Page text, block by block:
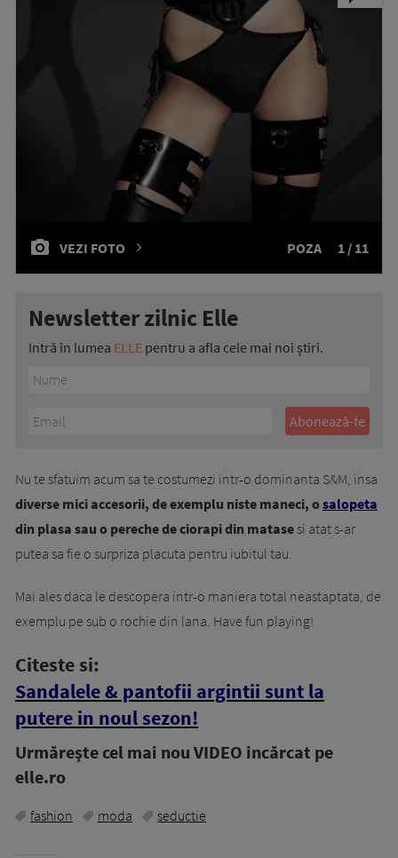
VEZI FOTO POZA 1 / 11
Newsletter zilnic Elle
Intră în lumea ELLE pentru a afla cele mai noi știri.
Nu te sfatuim acum sa te costumezi intr-o dominanta S&M, insa
diverse mici accesorii, de exemplu niste maneci, osalopeta
din plasa sau o pereche de ciorapi din matasesi atat s-ar
putea sa fie o surpriza placuta pentru iubitul tau.
Mai ales daca le descopera intr-o maniera total neastaptata, de
exemplu pe sub o rochie din lana. Have fun playing!
Citeste si:
Sandalele & pantofii argintii sunt la
putere in noul sezon!
Urmăreşte cel mai nou VIDEO incărcat pe
elle.ro
fashion moda seductie